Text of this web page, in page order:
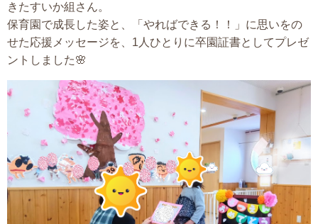
きたすいか組さん。
保育園で成長した姿と、「やればできる！！」に思いをの
せた応援メッセージを、1人ひとりに卒園証書としてプレゼ
ントしました🌸